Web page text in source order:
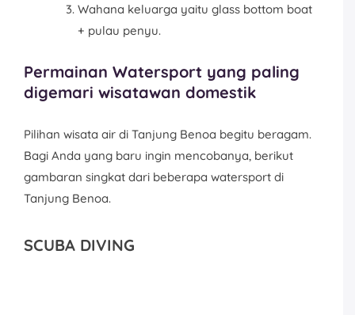
Wahana keluarga yaitu glass bottom boat
+ pulau penyu.
Permainan Watersport yang paling
digemari wisatawan domestik
Pilihan wisata air di Tanjung Benoa begitu beragam.
Bagi Anda yang baru ingin mencobanya, berikut
gambaran singkat dari beberapa watersport di
Tanjung Benoa.
SCUBA DIVING